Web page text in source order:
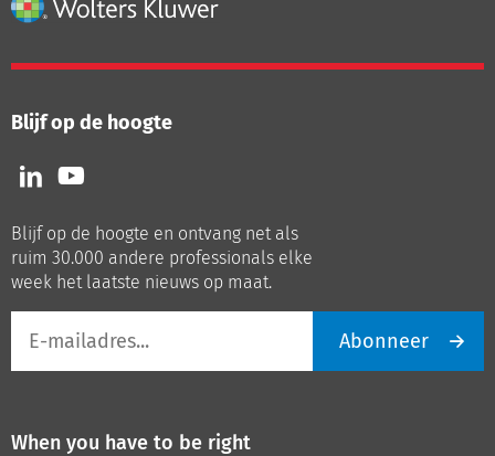
Blijf op de hoogte
Volg
ons
LinkedIn
Volg
ons
Youtube
Blijf op de hoogte en ontvang net als
ruim 30.000 andere professionals elke
week het laatste nieuws op maat.
mailadres
Abonneer
When you have to be right